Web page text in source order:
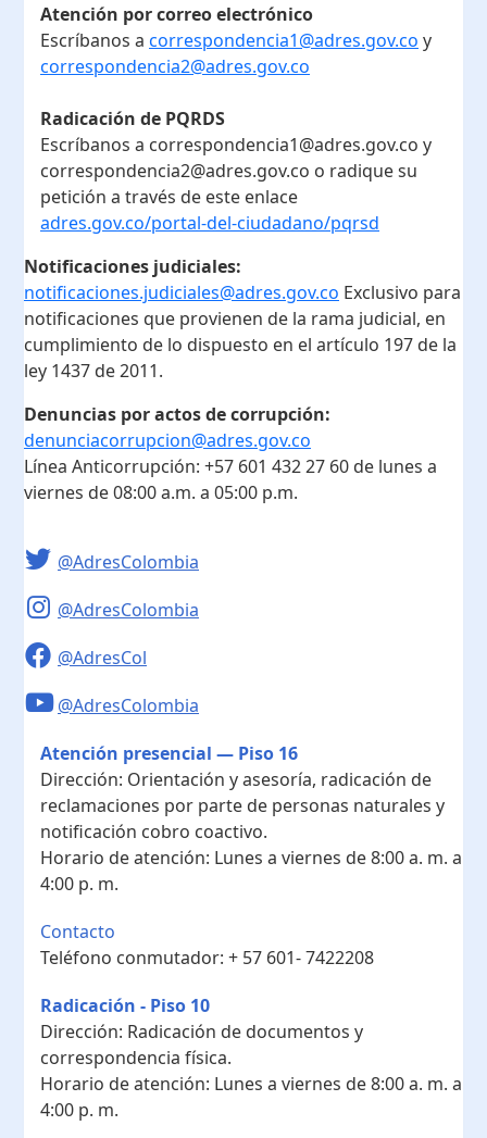
Atención por correo electrónico
Escríbanos a correspondencia1@adres.gov.co y
correspondencia2@adres.gov.co
Radicación de PQRDS
Escríbanos a correspondencia1@adres.gov.co y
correspondencia2@adres.gov.co o radique su
petición a través de este enlace
adres.gov.co/portal-del-ciudadano/pqrsd
Notificaciones judiciales:
notificaciones.judiciales@adres.gov.co Exclusivo para
notificaciones que provienen de la rama judicial, en
cumplimiento de lo dispuesto en el artículo 197 de la
ley 1437 de 2011.
Denuncias por actos de corrupción:
denunciacorrupcion@adres.gov.co
Línea Anticorrupción: +57 601 432 27 60 de lunes a
viernes de 08:00 a.m. a 05:00 p.m.
@AdresColombia
@AdresColombia
@AdresCol
@AdresColombia
Atención presencial — Piso 16
Dirección: Orientación y asesoría, radicación de
reclamaciones por parte de personas naturales y
notificación cobro coactivo.
Horario de atención: Lunes a viernes de 8:00 a. m. a
4:00 p. m.
Contacto
Teléfono conmutador: + 57 601- 7422208
Radicación - Piso 10
Dirección: Radicación de documentos y
correspondencia física.
Horario de atención: Lunes a viernes de 8:00 a. m. a
4:00 p. m.